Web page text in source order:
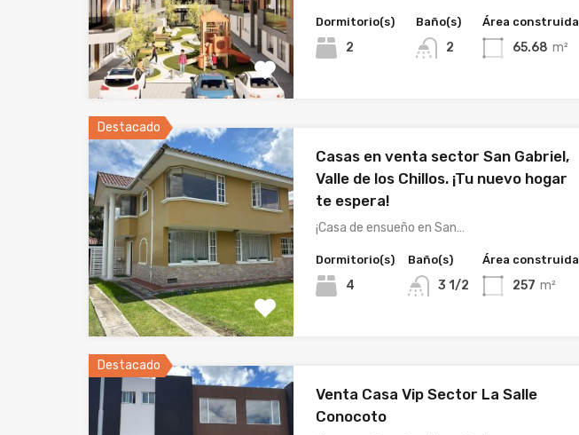
Dormitorio(s)
2
Baño(s)
2
Área construida
65.68 m²
Destacado
Casas en venta sector San Gabriel,
Valle de los Chillos. ¡Tu nuevo hogar
te espera!
¡Casa de ensueño en San…
Dormitorio(s)
4
Baño(s)
3 1/2
Área construida
257 m²
Destacado
Venta Casa Vip Sector La Salle
Conocoto